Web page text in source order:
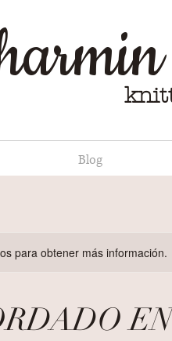
Blog
para obtener más información.